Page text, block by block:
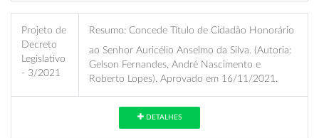
Projeto de
Decreto
Legislativo
- 3/2021
Resumo: Concede Título de Cidadão Honorário
ao Senhor Auricélio Anselmo da Silva. (Autoria:
Gelson Fernandes, André Nascimento e
Roberto Lopes). Aprovado em 16/11/2021.
DETALHES